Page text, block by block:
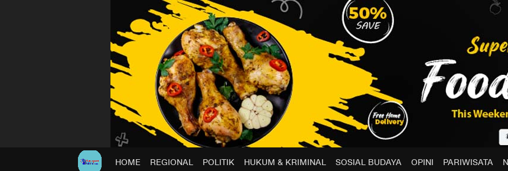
HOME REGIONAL POLITIK HUKUM & KRIMINAL SOSIAL BUDAYA OPINI PARIWISATA